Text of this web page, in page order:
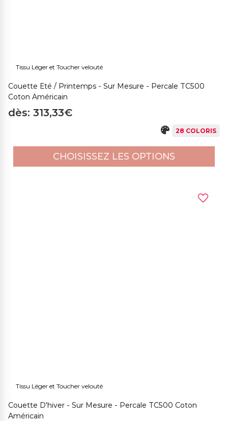
Tissu Léger et Toucher velouté
Couette Eté / Printemps - Sur Mesure - Percale TC500
Coton Américain
dès: 313,33€
28 COLORIS
CHOISISSEZ LES OPTIONS
Tissu Léger et Toucher velouté
Couette D'hiver - Sur Mesure - Percale TC500 Coton
Américain